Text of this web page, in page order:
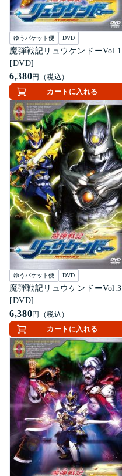
ゆうパケット便 DVD
魔弾戦記リュウケンドーVol.1
[DVD]
6,380円（税込）
カートに入れる
ゆうパケット便 DVD
魔弾戦記リュウケンドーVol.3
[DVD]
6,380円（税込）
カートに入れる